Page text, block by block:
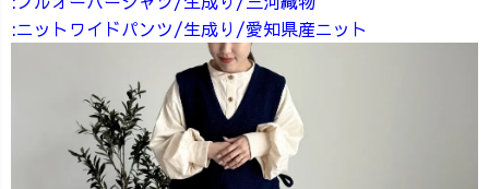
:ニットワイドパンツ/生成り/愛知県産ニット